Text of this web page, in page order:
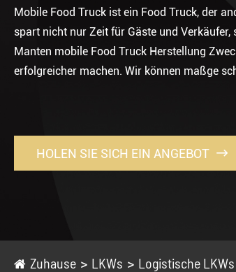
Mobile Food Truck ist ein Food Truck, der
spart nicht nur Zeit für Gäste und
Manten mobile Food Truck Herstellung
erfolgreicher machen. Wir können maßge
HOLEN SIE SICH EIN ANGEBOT 
Zuhause LKWs Logistische